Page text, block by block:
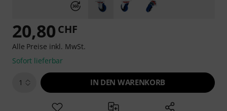
20,80 CHF
Alle Preise inkl. MwSt.
Sofort lieferbar
1 IN DEN WARENKORB